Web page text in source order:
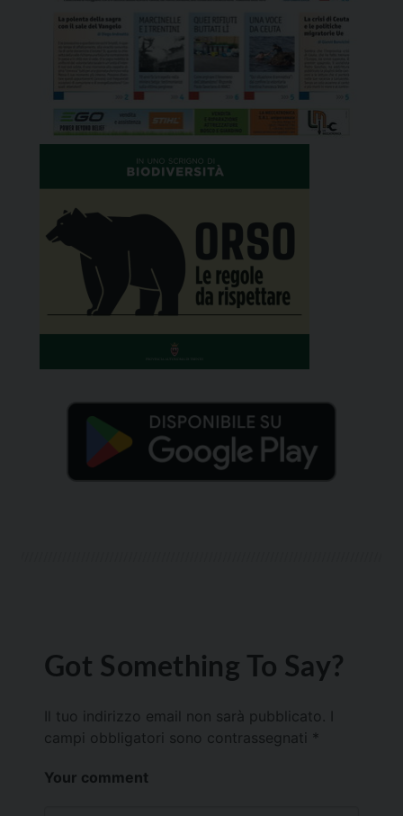
Got Something To Say?
Il tuo indirizzo email non sarà pubblicato.
campi obbligatori sono contrassegnati *
Your comment